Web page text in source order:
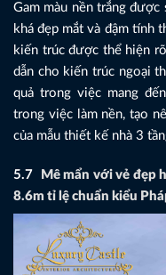
Gam màu nền trắng
khá đẹp mắt và đậm tính
kiến trúc được thể hiện
dẫn cho kiến trúc ngoại
quả trong việc mang
trong việc làm nền, tạo
của mẫu thiết kế nhà 3
5.7
Mê mẩn với vẻ đẹp
8.6m tỉ lệ chuẩn kiểu